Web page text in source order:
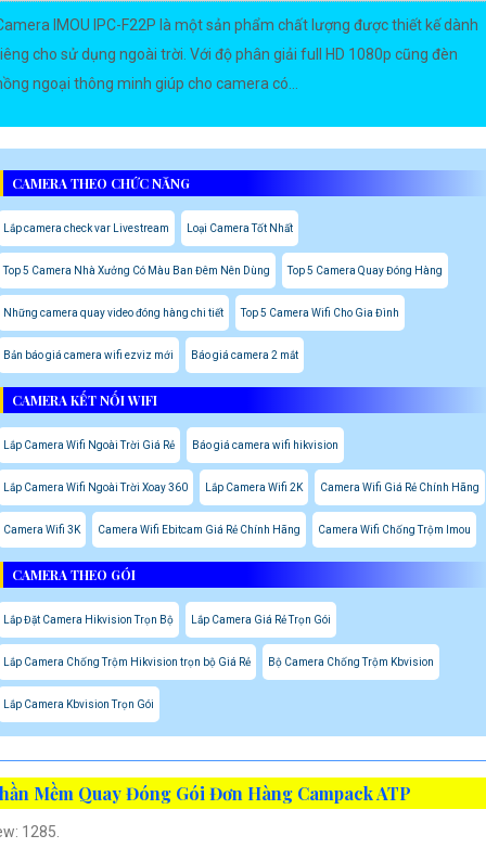
IMOU IPC-F22P là một sản phẩm chất lượng được thiết kế dành
cho sử dụng ngoài trời. Với độ phân giải full HD 1080p cũng đèn
ngoại thông minh giúp cho camera có...
CAMERA THEO CHỨC NĂNG
Lắp camera check var Livestream Loại Camera Tốt Nhất
Top 5 Camera Nhà Xưởng Có Màu Ban Đêm Nên Dùng Top 5 Camera Quay Đóng Hàng
Những camera quay video đóng hàng chi tiết Top 5 Camera Wifi Cho Gia Đình
Bản báo giá camera wifi ezviz mới Báo giá camera 2 mắt
CAMERA KẾT NỐI WIFI
Lắp Camera Wifi Ngoài Trời Giá Rẻ Báo giá camera wifi hikvision
Lắp Camera Wifi Ngoài Trời Xoay 360 Lắp Camera Wifi 2K Camera Wifi Giá Rẻ Chính Hãng
Camera Wifi 3K Camera Wifi Ebitcam Giá Rẻ Chính Hãng Camera Wifi Chống Trộm Imou
CAMERA THEO GÓI
Lắp Đặt Camera Hikvision Trọn Bộ Lắp Camera Giá Rẻ Trọn Gói
Lắp Camera Chống Trộm Hikvision trọn bộ Giá Rẻ Bộ Camera Chống Trộm Kbvision
Lắp Camera Kbvision Trọn Gói
Mềm Quay Đóng Gói Đơn Hàng Campack ATP
1285.